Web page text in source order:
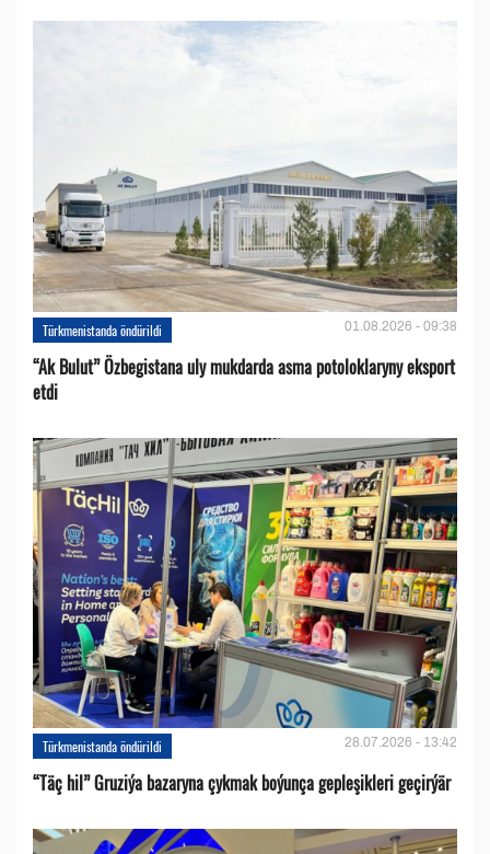
Türkmenistanda öndürildi 01.08.2026 - 09:38
“Ak Bulut” Özbegistana uly mukdarda asma potoloklaryny eksport
etdi
Türkmenistanda öndürildi 28.07.2026 - 13:42
“Täç hil” Gruziýa bazaryna çykmak boýunça gepleşikleri geçirýär